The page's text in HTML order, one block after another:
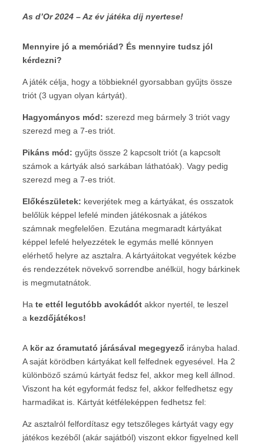
As d’Or 2024 – Az év játéka díj nyertese!
Mennyire jó a memóriád? És mennyire tudsz jól
kérdezni?
A játék célja, hogy a többieknél gyorsabban gyűjts össze
triót (3 ugyan olyan kártyát).
Hagyományos mód: szerezd meg bármely 3 triót vagy
szerezd meg a 7-es triót.
Pikáns mód: gyűjts össze 2 kapcsolt triót (a kapcsolt
számok a kártyák alsó sarkában láthatóak). Vagy pedig
szerezd meg a 7-es triót.
Előkészületek: keverjétek meg a kártyákat, és osszatok
belőlük képpel lefelé minden játékosnak a játékos
számnak megfelelően. Ezutána megmaradt kártyákat
képpel lefelé helyezzétek le egymás mellé könnyen
elérhető helyre az asztalra. A kártyáitokat vegyétek kézbe
és rendezzétek növekvő sorrendbe anélkül, hogy bárkinek
is megmutatnátok.
Ha te ettél legutóbb avokádót akkor nyertél, te leszel
a kezdőjátékos!
A kör az óramutató járásával megegyező irányba halad.
A saját körödben kártyákat kell felfednek egyesével. Ha 2
különböző számú kártyát fedsz fel, akkor meg kell állnod.
Viszont ha két egyformát fedsz fel, akkor felfedhetsz egy
harmadikat is. Kártyát kétféleképpen fedhetsz fel:
Az asztalról felfordítasz egy tetszőleges kártyát vagy egy
játékos kezéből (akár sajátból) viszont ekkor figyelned kell